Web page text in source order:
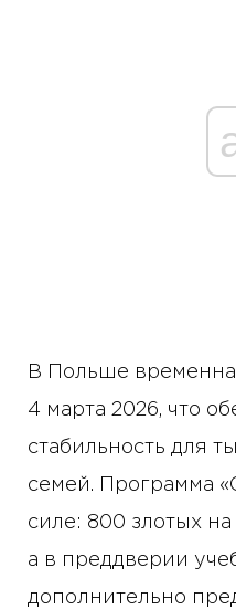
В Польше
4 марта 2026, что
стабильность для
семей. Программа
силе: 800 злотых
а в преддверии
дополнительно